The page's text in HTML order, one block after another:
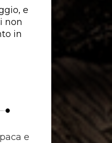
e
non
in
e